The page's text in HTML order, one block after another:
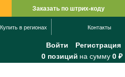
Заказать по штрих-коду
Купить в регионах Контакты
Войти
Регистрация
0 позиций на сумму 0 ₽